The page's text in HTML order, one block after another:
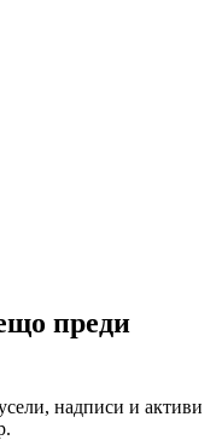
преди
надписи и активи